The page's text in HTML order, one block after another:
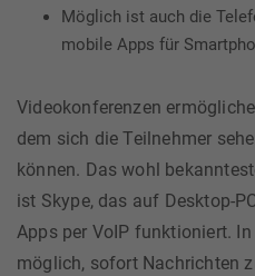
Möglich ist auch die
mobile Apps für
Videokonferenzen
dem sich die Teilnehmer
können. Das wohl
ist Skype, das auf Desktop-
Apps per VoIP funktioniert.
möglich, sofort Nachrichten